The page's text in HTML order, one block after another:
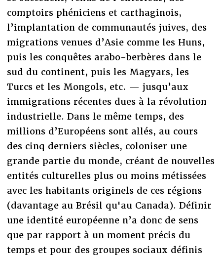
comptoirs phéniciens et carthaginois,
l’implantation de communautés juives, des
migrations venues d’Asie comme les Huns,
puis les conquêtes arabo-berbères dans le
sud du continent, puis les Magyars, les
Turcs et les Mongols, etc. — jusqu’aux
immigrations récentes dues à la révolution
industrielle. Dans le même temps, des
millions d’Européens sont allés, au cours
des cinq derniers siècles, coloniser une
grande partie du monde, créant de nouvelles
entités culturelles plus ou moins métissées
avec les habitants originels de ces régions
(davantage au Brésil qu'au Canada). Définir
une identité européenne n’a donc de sens
que par rapport à un moment précis du
temps et pour des groupes sociaux définis